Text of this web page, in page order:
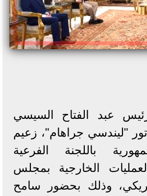
عبد الفتاح السيسي
"ليندسي جراهام"، زعيم
باللجنة الفرعية
الخارجية بمجلس
وذلك بحضور سامح